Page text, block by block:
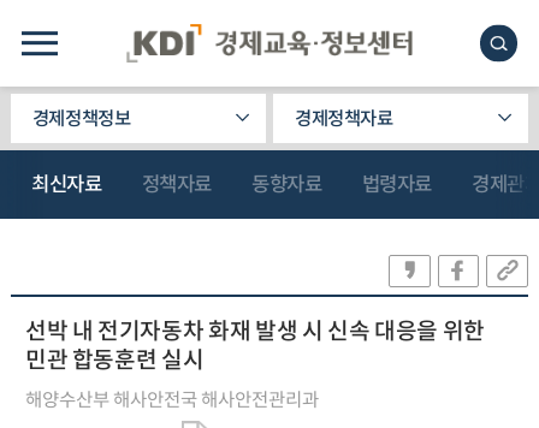
경제정책정보 경제정책자료
최신자료 정책자료 동향자료 법령자료 경제관
선박 내 전기자동차 화재 발생 시 신속 대응을 위한
민관 합동훈련 실시
해양수산부 해사안전국 해사안전관리과